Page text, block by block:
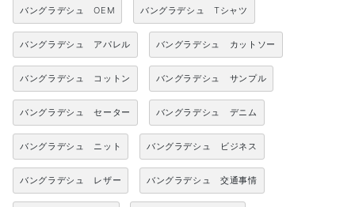
バングラデシュ OEM バングラデシュ Tシャツ
バングラデシュ アパレル バングラデシュ カットソー
バングラデシュ コットン バングラデシュ サンプル
バングラデシュ セーター バングラデシュ デニム
バングラデシュ ニット バングラデシュ ビジネス
バングラデシュ レザー バングラデシュ 交通事情